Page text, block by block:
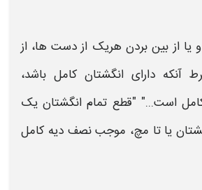
یا از بین بردن هریک از دست ها، از
دارای انگشتان کامل باشد،
است..." "قطع تمام انگشتان یک
یا تا مچ، موجب نصف دیه کامل